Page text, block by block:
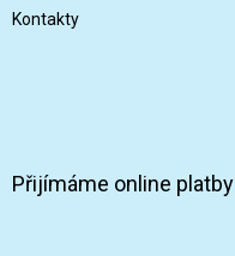
Kontakty
Přijímáme online platby